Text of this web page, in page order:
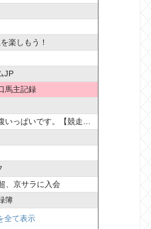
楽しもう！
JP
馬主記録
ぱいです。【競走馬出資】
、京サラに入会
簿
全て表示